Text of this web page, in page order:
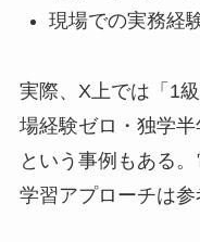
現場での実務経
実際、X上では「1
場経験ゼロ・独学半
という事例もある
学習アプローチは参